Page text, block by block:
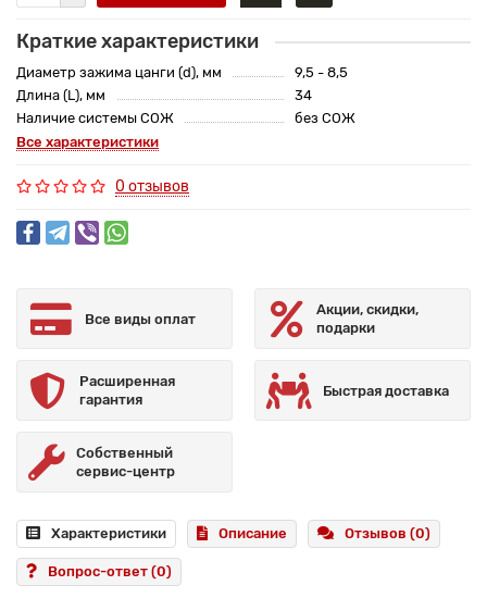
Краткие характеристики
Диаметр зажима цанги (d), мм
9,5 - 8,5
Длина (L), мм
34
Наличие системы СОЖ
без СОЖ
Все характеристики
0 отзывов
Все виды оплат
Акции, скидки,
подарки
Расширенная
гарантия
Быстрая доставка
Собственный
сервис-центр
Характеристики Описание Отзывов (0)
Вопрос-ответ (0)